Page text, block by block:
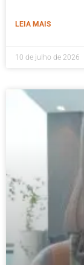
LEIA MAIS
10 de julho de 2026